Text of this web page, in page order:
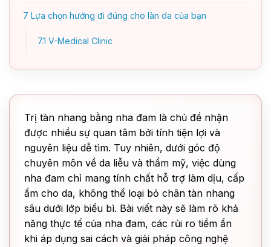
7 Lựa chọn hướng đi đúng cho làn da của bạn
7.1 V-Medical Clinic
Trị tàn nhang bằng nha đam là chủ đề nhận
được nhiều sự quan tâm bởi tính tiện lợi và
nguyên liệu dễ tìm. Tuy nhiên, dưới góc độ
chuyên môn về da liễu và thẩm mỹ, việc dùng
nha đam chỉ mang tính chất hỗ trợ làm dịu, cấp
ẩm cho da, không thể loại bỏ chân tàn nhang
sâu dưới lớp biểu bì. Bài viết này sẽ làm rõ khả
năng thực tế của nha đam, các rủi ro tiềm ẩn
khi áp dụng sai cách và giải pháp công nghệ